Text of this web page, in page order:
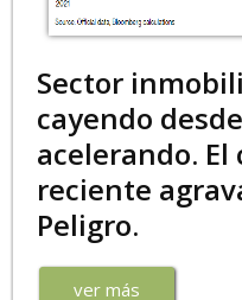
Sector
cayendo
acelerando.
reciente
Peligro.
ver más